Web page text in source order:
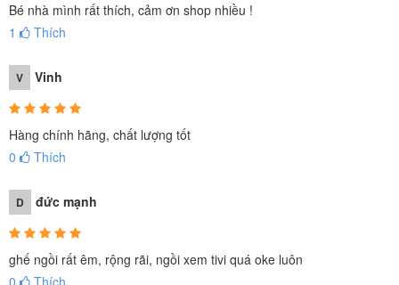
Bé nhà mình rất thích, cảm ơn shop nhiều !
1
Thích
V Vinh
Hàng chính hãng, chất lượng tốt
0
Thích
D đức mạnh
ghế ngồi rất êm, rộng rãi, ngồi xem tivi quá oke luôn